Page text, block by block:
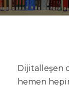
Dijitalleşen
hemen